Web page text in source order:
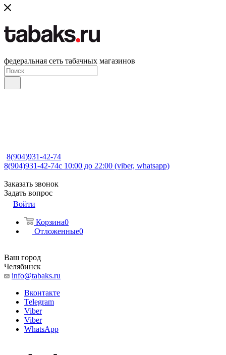
федеральная сеть табачных магазинов
8(904)931-42-74
8(904)931-42-74с 10:00 до 22:00 (viber, whatsapp)
Заказать звонок
Задать вопрос
Войти
Корзина0
Отложенные0
Ваш город
Челябинск
info@tabaks.ru
Вконтакте
Telegram
Viber
Viber
WhatsApp